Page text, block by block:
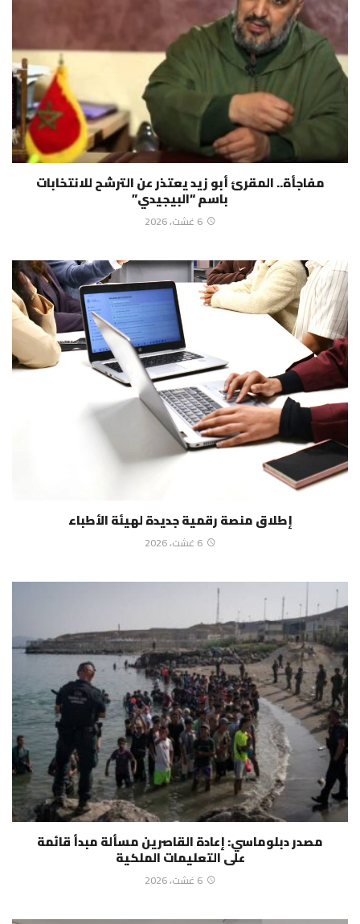
مفاجأة.. المقرئ أبو زيد يعتذر عن الترشح للانتخابات
باسم “البيجيدي”
6 غشت، 2026
إطلاق منصة رقمية جديدة لهيئة الأطباء
6 غشت، 2026
مصدر دبلوماسي: إعادة القاصرين مسألة مبدأ قائمة
على التعليمات الملكية
6 غشت، 2026